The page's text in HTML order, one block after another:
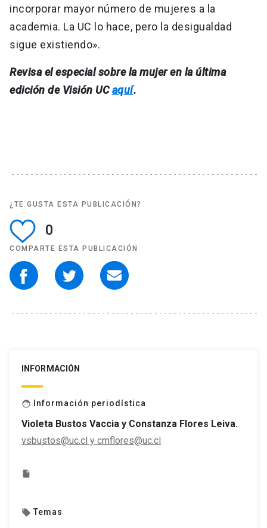
incorporar mayor número de mujeres a la
academia. La UC lo hace, pero la desigualdad
sigue existiendo».
Revisa el especial sobre la mujer en la última
edición de Visión UCaquí.
¿TE GUSTA ESTA PUBLICACIÓN?
0
COMPARTE ESTA PUBLICACIÓN
INFORMACIÓN
face Información periodística
Violeta Bustos Vaccia y Constanza Flores Leiva.
vsbustos@uc.cl y cmflores@uc.cl
insert_drive_file
local_offer Temas